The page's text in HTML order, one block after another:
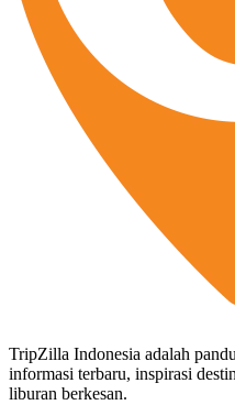
TripZilla Indonesia adalah
informasi terbaru, inspirasi
liburan berkesan.